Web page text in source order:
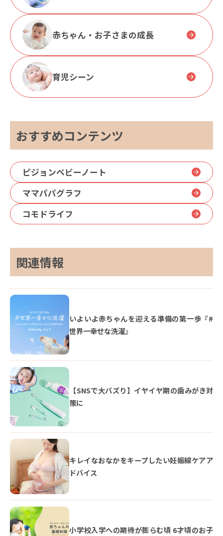
赤ちゃん・お子さまの成長
育児シーン
おすすめコンテンツ
ピジョンベビーノート
ママパパグラフ
コモドライフ
関連情報
いよいよ赤ちゃんを迎える準備の第一歩『#
世界一幸せな洗濯』
【SNSで大バズり】イヤイヤ期の歯みがき対
策に
キレイなおなかをキープしたい妊娠線ケアア
ドバイス
小学校入学への期待が膨らむ頃 6才頃のお子